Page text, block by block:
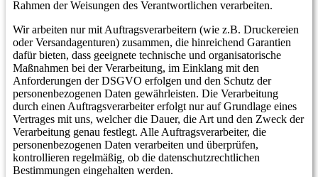
Rahmen der Weisungen des Verantwortlichen verarbeiten.
Wir arbeiten nur mit Auftragsverarbeitern (wie z.B. Druckereien
oder Versandagenturen) zusammen, die hinreichend Garantien
dafür bieten, dass geeignete technische und organisatorische
Maßnahmen bei der Verarbeitung, im Einklang mit den
Anforderungen der DSGVO erfolgen und den Schutz der
personenbezogenen Daten gewährleisten. Die Verarbeitung
durch einen Auftragsverarbeiter erfolgt nur auf Grundlage eines
Vertrages mit uns, welcher die Dauer, die Art und den Zweck der
Verarbeitung genau festlegt. Alle Auftragsverarbeiter, die
personenbezogenen Daten verarbeiten und überprüfen,
kontrollieren regelmäßig, ob die datenschutzrechtlichen
Bestimmungen eingehalten werden.